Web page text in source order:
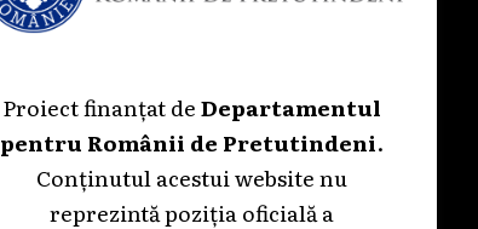
Proiect finanțat deDepartamentul
pentru Românii de Pretutindeni.
Conținutul acestui website nu
reprezintă poziția oficială a